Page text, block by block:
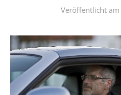
Veröffentlicht am